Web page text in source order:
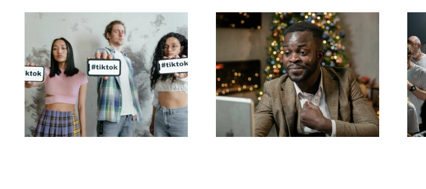
Melhores aplicativos
de edição de vídeo
para criar obras-
primas no TikTok
Como ocultar
seguidores no
LinkedIn para manter
a privacidade